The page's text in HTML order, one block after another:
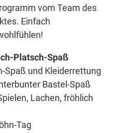
vom Team des
Einfach
Platsch-Spaß
Spaß und Kleiderrettung
Bastel-Spaß
Lachen, fröhlich
Tag